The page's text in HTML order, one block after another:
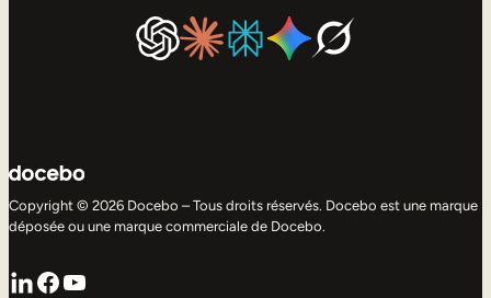
Copyright © 2026 Docebo – Tous droits réservés. Docebo est une marque
déposée ou une marque commerciale de Docebo.
LinkedIn
Facebook
YouTube